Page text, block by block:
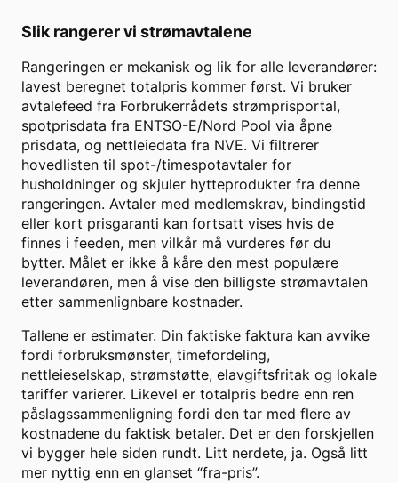
Slik rangerer vi strømavtalene
Rangeringen er mekanisk og lik for alle leverandører:
lavest beregnet totalpris kommer først. Vi bruker
avtalefeed fra Forbrukerrådets strømprisportal,
spotprisdata fra ENTSO-E/Nord Pool via åpne
prisdata, og nettleiedata fra NVE. Vi filtrerer
hovedlisten til spot-/timespotavtaler for
husholdninger og skjuler hytteprodukter fra denne
rangeringen. Avtaler med medlemskrav, bindingstid
eller kort prisgaranti kan fortsatt vises hvis de
finnes i feeden, men vilkår må vurderes før du
bytter. Målet er ikke å kåre den mest populære
leverandøren, men å vise den billigste strømavtalen
etter sammenlignbare kostnader.
Tallene er estimater. Din faktiske faktura kan avvike
fordi forbruksmønster, timefordeling,
nettleieselskap, strømstøtte, elavgiftsfritak og lokale
tariffer varierer. Likevel er totalpris bedre enn ren
påslagssammenligning fordi den tar med flere av
kostnadene du faktisk betaler. Det er den forskjellen
vi bygger hele siden rundt. Litt nerdete, ja. Også litt
mer nyttig enn en glanset “fra-pris”.